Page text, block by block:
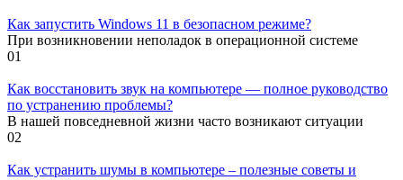
Как запустить Windows 11 в безопасном режиме?
При возникновении неполадок в операционной системе
01
Как восстановить звук на компьютере — полное руководство
по устранению проблемы?
В нашей повседневной жизни часто возникают ситуации
02
Как устранить шумы в компьютере – полезные советы и